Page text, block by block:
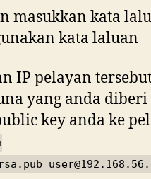
masukkan kata
kata laluan
IP pelayan
yang anda diberi
key anda ke